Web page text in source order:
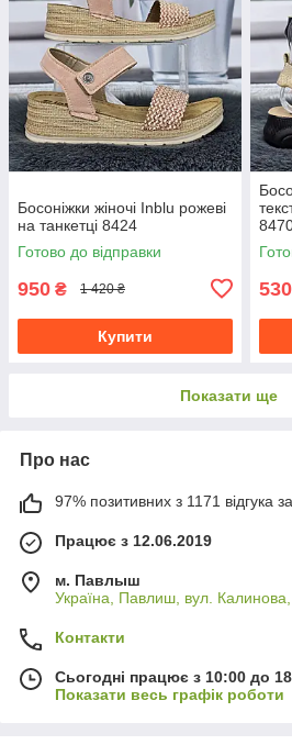
Босоніжки жіночі Inblu рожеві
на танкетці 8424
Готово до відправки
950 ₴ 1 420 ₴
Купити
530
Показати ще
Про нас
97% позитивних з 1171 відгука
Працює з 12.06.2019
м. Павлыш
Україна, Павлиш, вул.
Контакти
Сьогодні працює з 10:00 до
Показати весь графік роботи